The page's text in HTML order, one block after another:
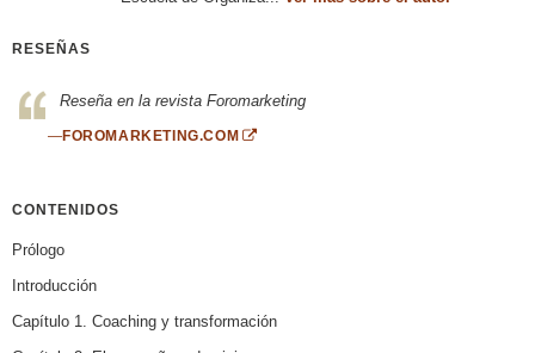
RESEÑAS
Reseña en la revista Foromarketing
—FOROMARKETING.COM
CONTENIDOS
Prólogo
Introducción
Capítulo 1. Coaching y transformación